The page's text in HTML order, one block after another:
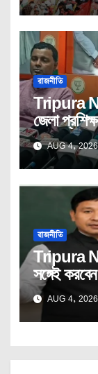
রাজনীতি
Tripura
জেলা
AUG 4,
রাজনীতি
Tripura
সঙ্গেই
AUG 4, 2026